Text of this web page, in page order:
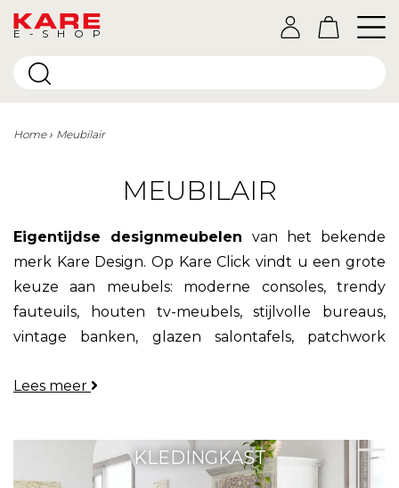
E-SHOP
Home Meubilair
MEUBILAIR
Eigentijdse designmeubelen van het bekende
merk Kare Design. Op Kare Click vindt u een grote
keuze aan meubels: moderne consoles, trendy
fauteuils, houten tv-meubels, stijlvolle bureaus,
vintage banken, glazen salontafels, patchwork
Lees meer
KLEDINGKAST